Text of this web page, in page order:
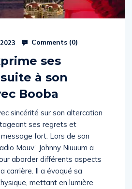
Comments (0)
ses
à son
Booba
sincérité sur son altercation
ses regrets et
fort. Lors de son
Mouv’, Johnny Niuuum a
aborder différents aspects
carrière. Il a évoqué sa
mettant en lumière